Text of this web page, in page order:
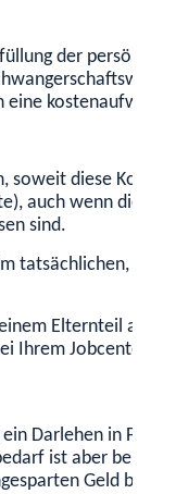
der
diese Kosten
wenn diese
sind.
Elternteil
Ihrem Jobcenter
Darlehen in Form
ist aber bereits
Geld